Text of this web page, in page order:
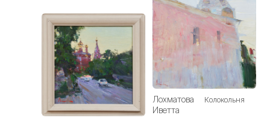
Лохматова
Иветта
Колокольня